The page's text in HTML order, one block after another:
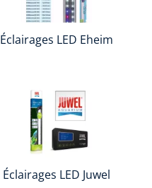
Éclairages LED Eheim
Éclairages LED Juwel